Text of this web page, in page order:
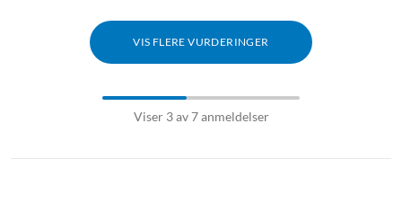
VIS FLERE VURDERINGER
Viser 3 av 7 anmeldelser